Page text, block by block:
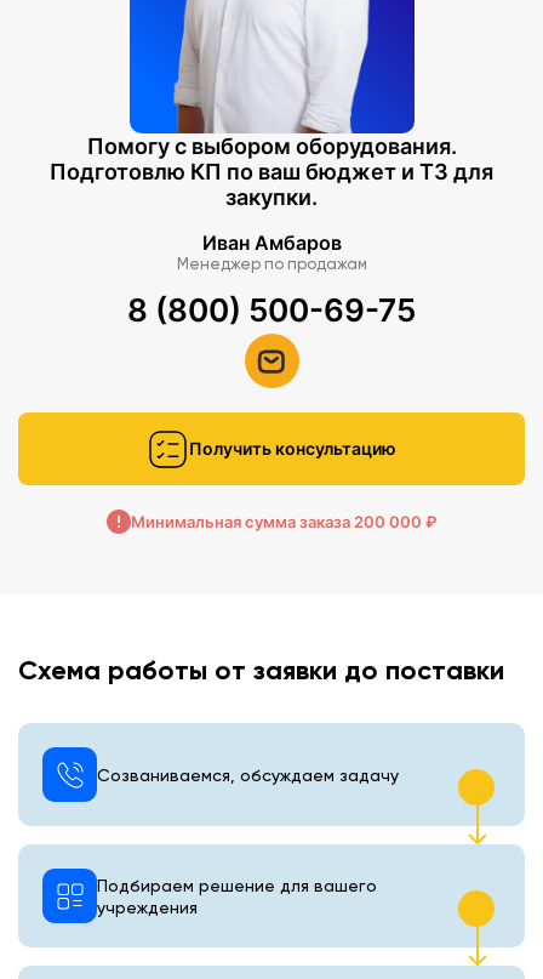
Помогу с выбором оборудования.
Подготовлю КП по ваш бюджет и ТЗ для
закупки.
Иван Амбаров
Менеджер по продажам
8 (800) 500-69-75
Получить консультацию
Минимальная сумма заказа 200 000 ₽
Схема работы от заявки до поставки
Созваниваемся, обсуждаем задачу
Подбираем решение для вашего
учреждения